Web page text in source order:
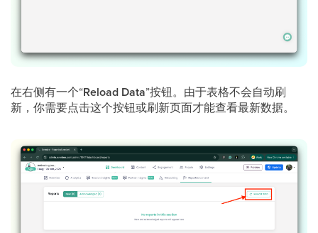
在右侧有一个“Reload Data”按钮。由于表格不会自动刷
新，你需要点击这个按钮或刷新页面才能查看最新数据。